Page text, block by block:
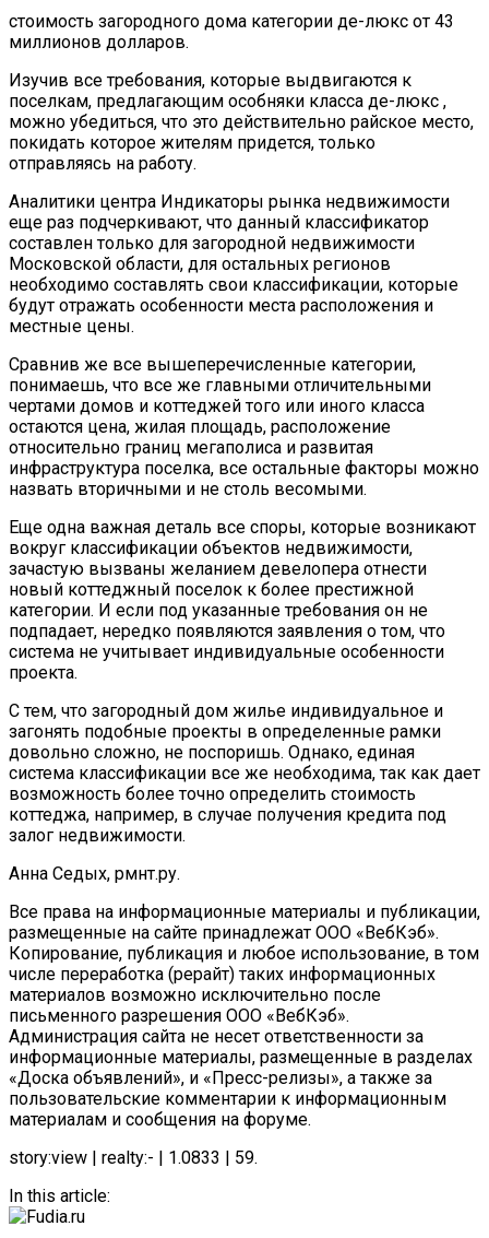
стоимость загородного дома категории де-люкс от 43
миллионов долларов.
Изучив все требования, которые выдвигаются к
поселкам, предлагающим особняки класса де-люкс ,
можно убедиться, что это действительно райское место,
покидать которое жителям придется, только
отправляясь на работу.
Аналитики центра Индикаторы рынка недвижимости
еще раз подчеркивают, что данный классификатор
составлен только для загородной недвижимости
Московской области, для остальных регионов
необходимо составлять свои классификации, которые
будут отражать особенности места расположения и
местные цены.
Сравнив же все вышеперечисленные категории,
понимаешь, что все же главными отличительными
чертами домов и коттеджей того или иного класса
остаются цена, жилая площадь, расположение
относительно границ мегаполиса и развитая
инфраструктура поселка, все остальные факторы можно
назвать вторичными и не столь весомыми.
Еще одна важная деталь все споры, которые возникают
вокруг классификации объектов недвижимости,
зачастую вызваны желанием девелопера отнести
новый коттеджный поселок к более престижной
категории. И если под указанные требования он не
подпадает, нередко появляются заявления о том, что
система не учитывает индивидуальные особенности
проекта.
С тем, что загородный дом жилье индивидуальное и
загонять подобные проекты в определенные рамки
довольно сложно, не поспоришь. Однако, единая
система классификации все же необходима, так как дает
возможность более точно определить стоимость
коттеджа, например, в случае получения кредита под
залог недвижимости.
Анна Седых, рмнт.ру.
Все права на информационные материалы и публикации,
размещенные на сайте принадлежат ООО «ВебКэб».
Копирование, публикация и любое использование, в том
числе переработка (рерайт) таких информационных
материалов возможно исключительно после
письменного разрешения ООО «ВебКэб».
Администрация сайта не несет ответственности за
информационные материалы, размещенные в разделах
«Доска объявлений», и «Пресс-релизы», а также за
пользовательские комментарии к информационным
материалам и сообщения на форуме.
story:view | realty:- | 1.0833 | 59.
In this article: